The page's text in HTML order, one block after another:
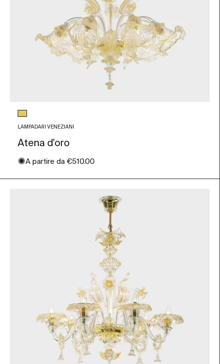
Colore vetro
Foglia Oro
LAMPADARI VENEZIANI
Atena d'oro
✺Prezzo scontato
A partire da €510.00